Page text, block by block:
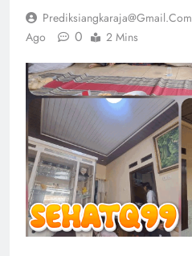
Prediksiangkaraja@gmail.com
Ago
0 2 Mins